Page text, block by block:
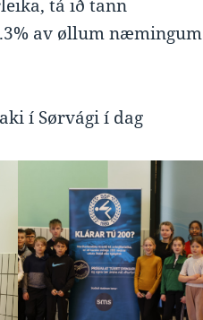
tá ið tann
av øllum næmingum
í Sørvági í dag